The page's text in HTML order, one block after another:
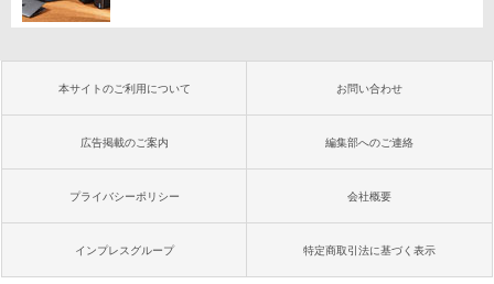
本サイトのご利用について お問い合わせ
広告掲載のご案内 編集部へのご連絡
プライバシーポリシー 会社概要
インプレスグループ 特定商取引法に基づく表示